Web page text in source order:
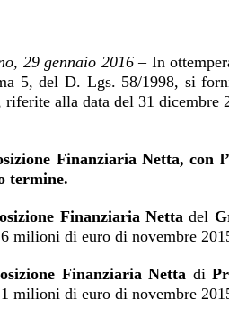
29 gennaio 2016– In
5, del D. Lgs. 58/1998, si
riferite alla data del 31 dicembre
Finanziaria Netta, con
termine.
Finanziaria Netta del
milioni di euro di novembre
Finanziaria Netta di
milioni di euro di novembre